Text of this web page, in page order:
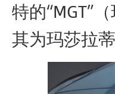
特的“MGT”
其为玛莎拉